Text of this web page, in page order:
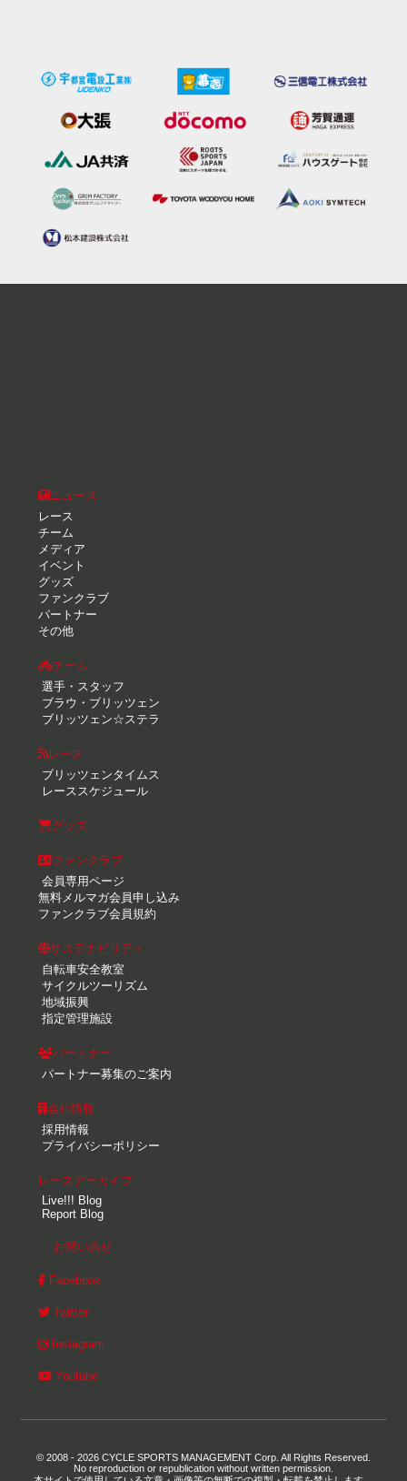
ニュース
レース
チーム
メディア
イベント
グッズ
ファンクラブ
パートナー
その他
チーム
選手・スタッフ
ブラウ・ブリッツェン
ブリッツェン☆ステラ
レース
ブリッツェンタイムス
レーススケジュール
グッズ
ファンクラブ
会員専用ページ
無料メルマガ会員申し込み
ファンクラブ会員規約
サステナビリティ
自転車安全教室
サイクルツーリズム
地域振興
指定管理施設
パートナー
パートナー募集のご案内
会社情報
採用情報
プライバシーポリシー
レースアーカイブ
Live!!! Blog
Report Blog
お問い合せ
Facebook
Twitter
Instagram
Youtube
© 2008 - 2026 CYCLE SPORTS MANAGEMENT Corp. All Rights Reserved.
No reproduction or republication without written permission.